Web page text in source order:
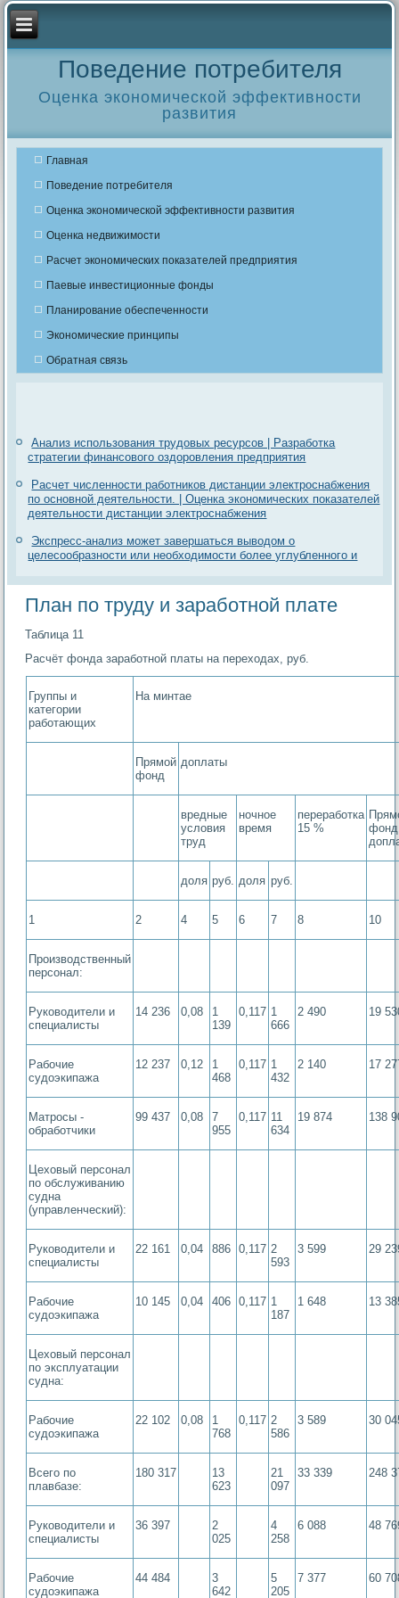
Поведение потребителя
Оценка экономической эффективности
развития
Главная
Поведение потребителя
Оценка экономической эффективности развития
Оценка недвижимости
Расчет экономических показателей предприятия
Паевые инвестиционные фонды
Планирование обеспеченности
Экономические принципы
Обратная связь
Анализ использования трудовых ресурсов | Разработка
стратегии финансового оздоровления предприятия
Расчет численности работников дистанции электроснабжения
по основной деятельности. | Оценка экономических показателей
деятельности дистанции электроснабжения
Экспресс-анализ может завершаться выводом о
целесообразности или необходимости более углубленного и
План по труду и заработной плате
Таблица 11
Расчёт фонда заработной платы на переходах, руб.
Группы и
категории
работающих
На минтае
Прямой
фонд
доплаты
вредные
условия
труд
ночное
время
переработка
15 %
доля руб. доля руб.
1 2 4 5 6 7 8 10
Производственный
персонал:
Руководители и
специалисты
14 236 0,08
1
139
0,117 1
666
2 490 19
Рабочие
судоэкипажа
12 237 0,12
1
468
0,117 1
432
2 140 17
Матросы -
обработчики
99 437 0,08
7
955
0,117 11
634
19 874 138
Цеховый персонал
по обслуживанию
судна
(управленческий):
Руководители и
специалисты
22 161 0,04 886 0,117 2
593
3 599 29
Рабочие
судоэкипажа
10 145 0,04 406 0,117 1
187
1 648 13
Цеховый персонал
по эксплуатации
судна:
Рабочие
судоэкипажа
22 102 0,08
1
768
0,117 2
586
3 589 30
Всего по
плавбазе:
180 317
13
623
21
097
33 339 248
Руководители и
специалисты
36 397
2
025
4
258
6 088 48
Рабочие
судоэкипажа
44 484
3
642
5
205
7 377 60